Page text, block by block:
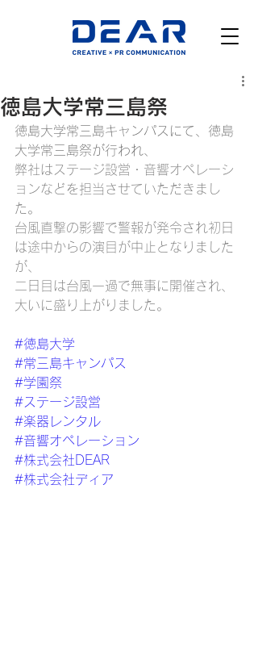
徳島大学常三島祭
徳島大学常三島キャンパスにて、徳島
大学常三島祭が行われ、
弊社はステージ設営・音響オペレーシ
ョンなどを担当させていただきまし
た。
台風直撃の影響で警報が発令され初日
は途中からの演目が中止となりました
が、
二日目は台風一過で無事に開催され、
大いに盛り上がりました。
#徳島大学
#常三島キャンパス
#学園祭
#ステージ設営
#楽器レンタル
#音響オペレーション
#株式会社DEAR
#株式会社ディア